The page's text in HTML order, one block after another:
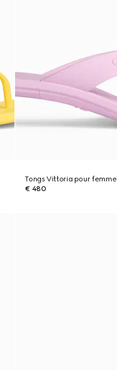
Tongs Vittoria pour femme
€ 480